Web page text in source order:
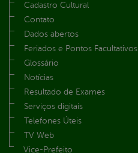
Cadastro Cultural
Contato
Dados abertos
Feriados e Pontos Facultativos
Glossário
Notícias
Resultado de Exames
Serviços digitais
Telefones Úteis
TV Web
Vice-Prefeito